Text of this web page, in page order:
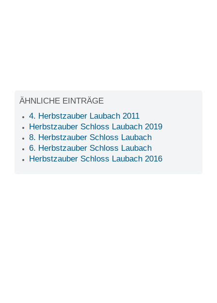
ÄHNLICHE EINTRÄGE
4. Herbstzauber Laubach 2011
Herbstzauber Schloss Laubach 2019
8. Herbstzauber Schloss Laubach
6. Herbstzauber Schloss Laubach
Herbstzauber Schloss Laubach 2016